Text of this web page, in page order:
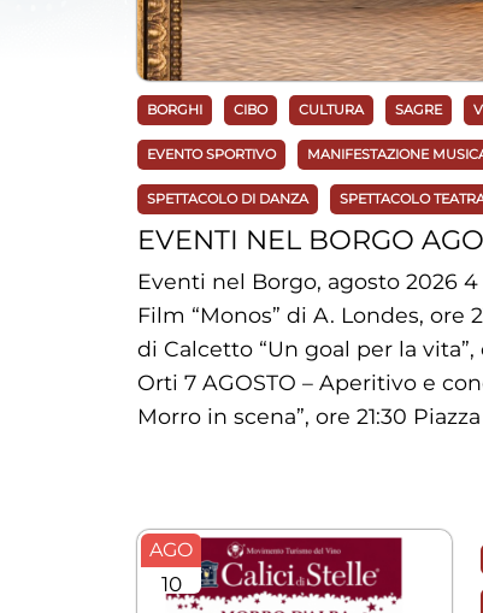
BORGHI CIBO CULTURA SAGRE
EVENTO SPORTIVO MANIFESTAZIONE
SPETTACOLO DI DANZA SPETTACOLO
EVENTI NEL BORGO
Eventi nel Borgo, agosto 2026
Film “Monos” di A. Londes, ore
di Calcetto “Un goal per la
Orti 7 AGOSTO – Aperitivo e
Morro in scena”, ore 21:30
AGO
10